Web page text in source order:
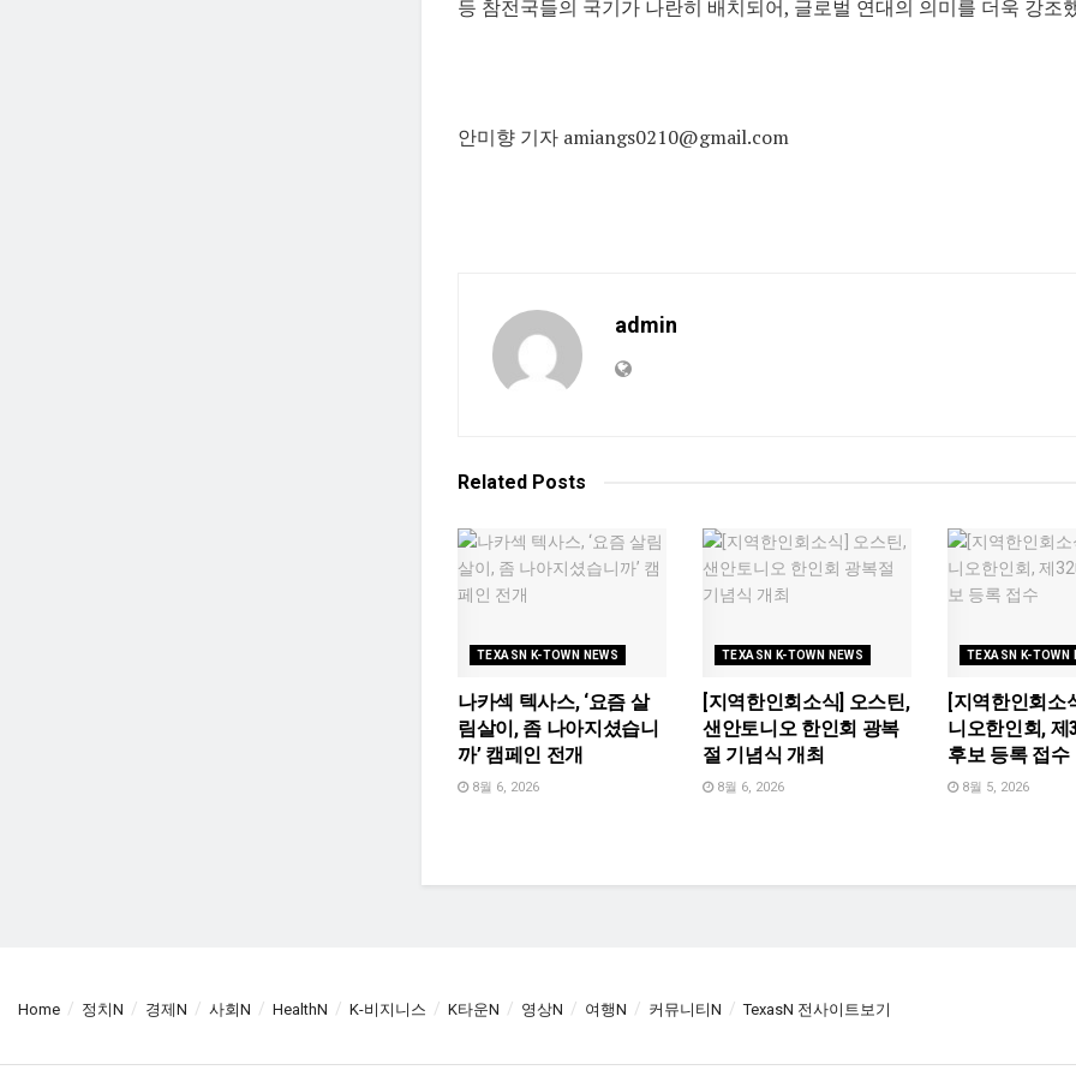
등 참전국들의 국기가 나란히 배치되어, 글로벌 연대의 의미를 더욱 강조
안미향 기자 amiangs0210@gmail.com
admin
Related Posts
TEXASN K-TOWN NEWS
나카섹 텍사스, ‘요즘 살
림살이, 좀 나아지셨습니
까’ 캠페인 전개
8월 6, 2026
TEXASN K-TOWN NEWS
[지역한인회소식] 오스틴,
샌안토니오 한인회 광복
절 기념식 개최
8월 6, 2026
TEXASN K-TOWN
[지역한인회소
니오한인회, 제
후보 등록 접수
8월 5, 2026
Home 정치N 경제N 사회N HealthN K-비지니스 K타운N 영상N 여행N 커뮤니티N TexasN 전사이트보기